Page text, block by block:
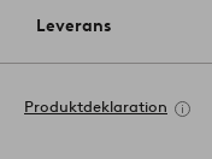
Leverans
Produktdeklaration